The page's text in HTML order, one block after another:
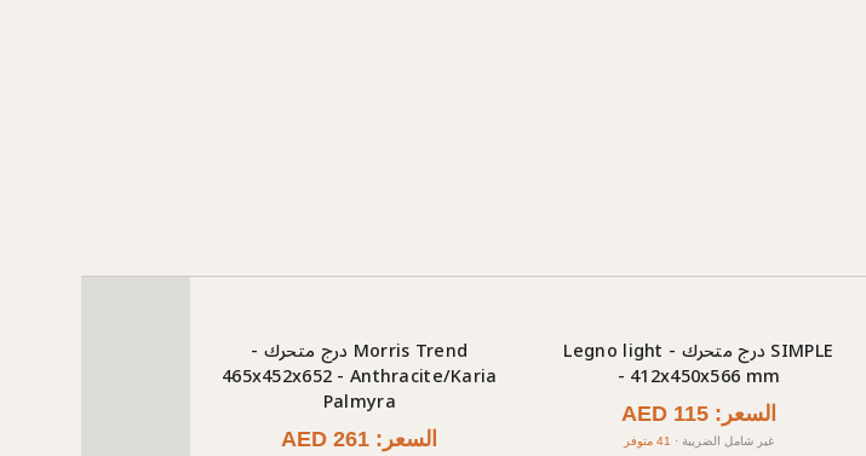
SIMPLE درج متحرك - Legno light
- 412x450x566 mm
السعر: AED 115
غير شامل الضريبة · 41 متوفر
Morris Trend درج متحرك -
465x452x652 - Anthracite/Karia
Palmyra
السعر: AED 261